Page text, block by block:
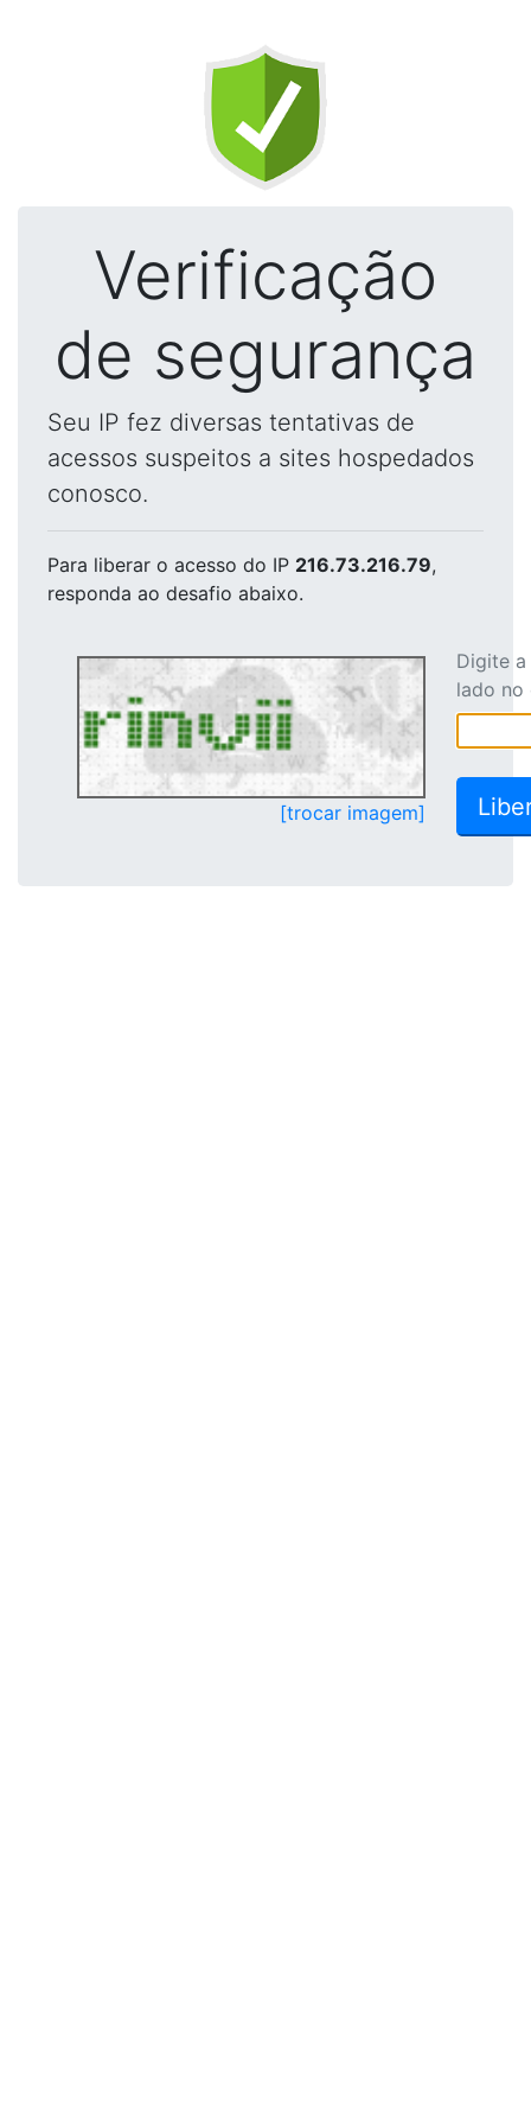
Verificação
de segurança
Seu IP fez diversas tentativas de
acessos suspeitos a sites hospedados
conosco.
Para liberar o acesso do IP 216.73.216.79,
responda ao desafio abaixo.
[trocar imagem]
Digite
lado no